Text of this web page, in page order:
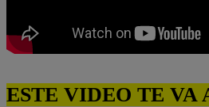
ESTE VIDEO TE VA